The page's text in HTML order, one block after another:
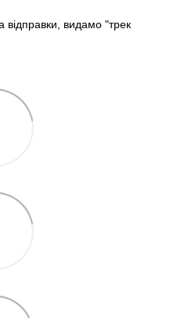
відправки, видамо "трек